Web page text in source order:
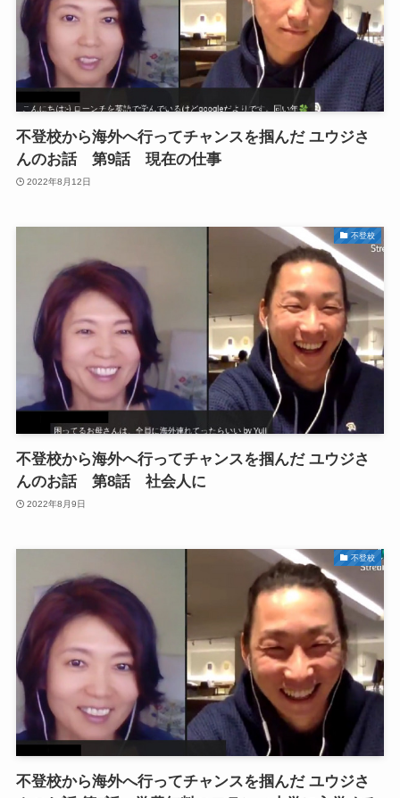
不登校から海外へ行ってチャンスを掴んだ ユウジさ
んのお話 第9話 現在の仕事
2022年8月12日
不登校
不登校から海外へ行ってチャンスを掴んだ ユウジさ
んのお話 第8話 社会人に
2022年8月9日
不登校
不登校から海外へ行ってチャンスを掴んだ ユウジさ